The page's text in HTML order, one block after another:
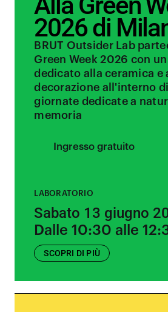
2026 di
BRUT Outsider Lab
Green Week 2026 con
dedicato alla ceramica e
decorazione all'interno
giornate dedicate a
memoria
Ingresso gratuito
LABORATORIO
Sabato 13 giugno
Dalle 10:30 alle
SCOPRI DI PIÙ